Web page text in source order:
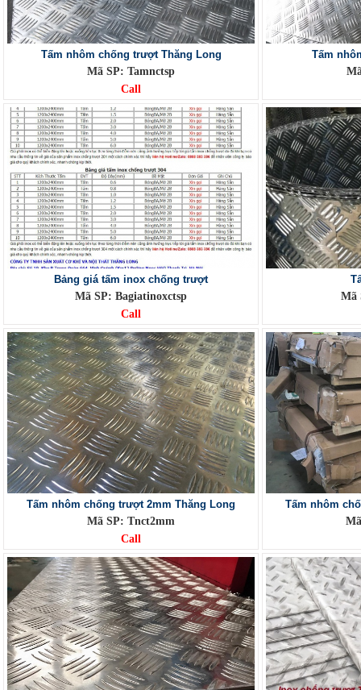
Tấm nhôm chống trượt Thăng Long
Mã SP: Tamnctsp
Call
Tấm
Bảng giá tấm inox chống trượt
Mã SP: Bagiatinoxctsp
Call
Mã
Tấm nhôm chống trượt 2mm Thăng Long
Mã SP: Tnct2mm
Call
Tấm nhôm